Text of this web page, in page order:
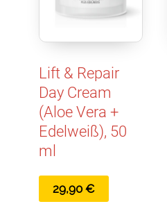
Lift & Repair
Day Cream
(Aloe Vera +
Edelweiß), 50
ml
29,90€